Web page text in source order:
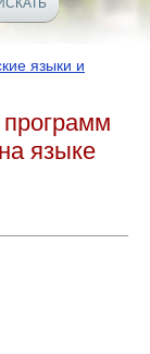
языки и
языке